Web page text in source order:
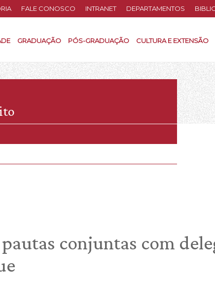
FALE CONOSCO INTRANET DEPARTAMENTOS
GRADUAÇÃO PÓS-GRADUAÇÃO CULTURA E EXTENSÃO
conjuntas com